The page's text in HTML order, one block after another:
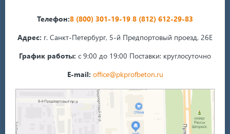
Телефон:8 (800) 301-19-19 8 (812) 612-29-83
Адрес: г. Санкт-Петербург, 5-й Предпортовый проезд, 26Е
График работы: с 9:00 до 19:00 Поставки: круглосуточно
E-mail: office@pkprofbeton.ru